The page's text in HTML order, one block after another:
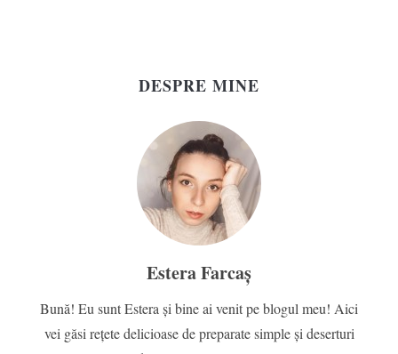
DESPRE MINE
Estera Farcaș
Bună! Eu sunt Estera și bine ai venit pe blogul meu! Aici
vei găsi rețete delicioase de preparate simple și deserturi